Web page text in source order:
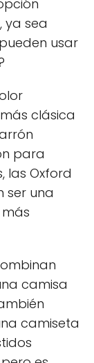
ya sea
usar
clásica
para
las Oxford
ser una
camisa
camiseta